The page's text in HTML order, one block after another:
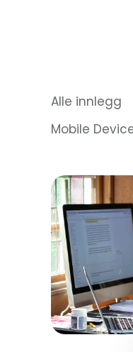
Alle innlegg
Mobile